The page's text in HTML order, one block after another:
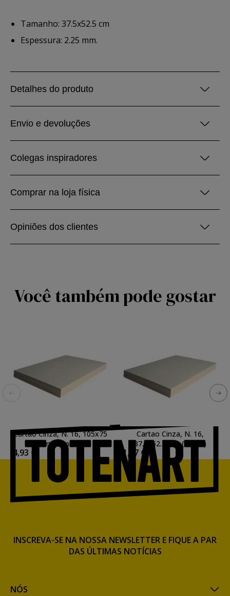
Tamanho: 37.5x52.5 cm
Espessura: 2.25 mm.
Detalhes do produto
Envio e devoluções
Colegas inspiradores
Comprar na loja física
Opiniões dos clientes
Você também pode gostar
Cartao Cinza, N. 16, 105x75
cm. (2 mm.)
4,93 €
Cartao Cinza, N. 16,
37.5x52.5 cm. (2 mm)
1,77 €
NÓS
INSCREVA-SE NA NOSSA NEWSLETTER E FIQUE A PAR
DAS ÚLTIMAS NOTÍCIAS